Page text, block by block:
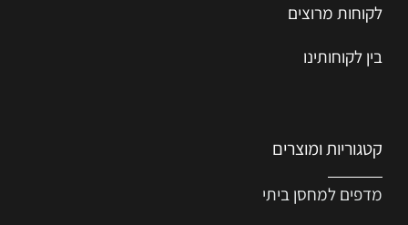
לקוחות מרוצים
בין לקוחותינו
קטגוריות ומוצרים
מדפים למחסן ביתי